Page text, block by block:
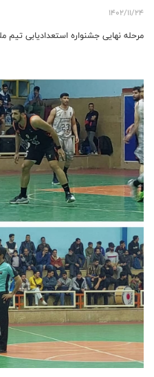
1402/11/24
مرحله نهایی جشنواره استعدادیابی تیم ملی زیر 12 سال 2030